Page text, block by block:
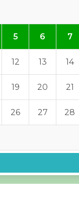
5 6 7
12 13 14
19 20 21
26 27 28